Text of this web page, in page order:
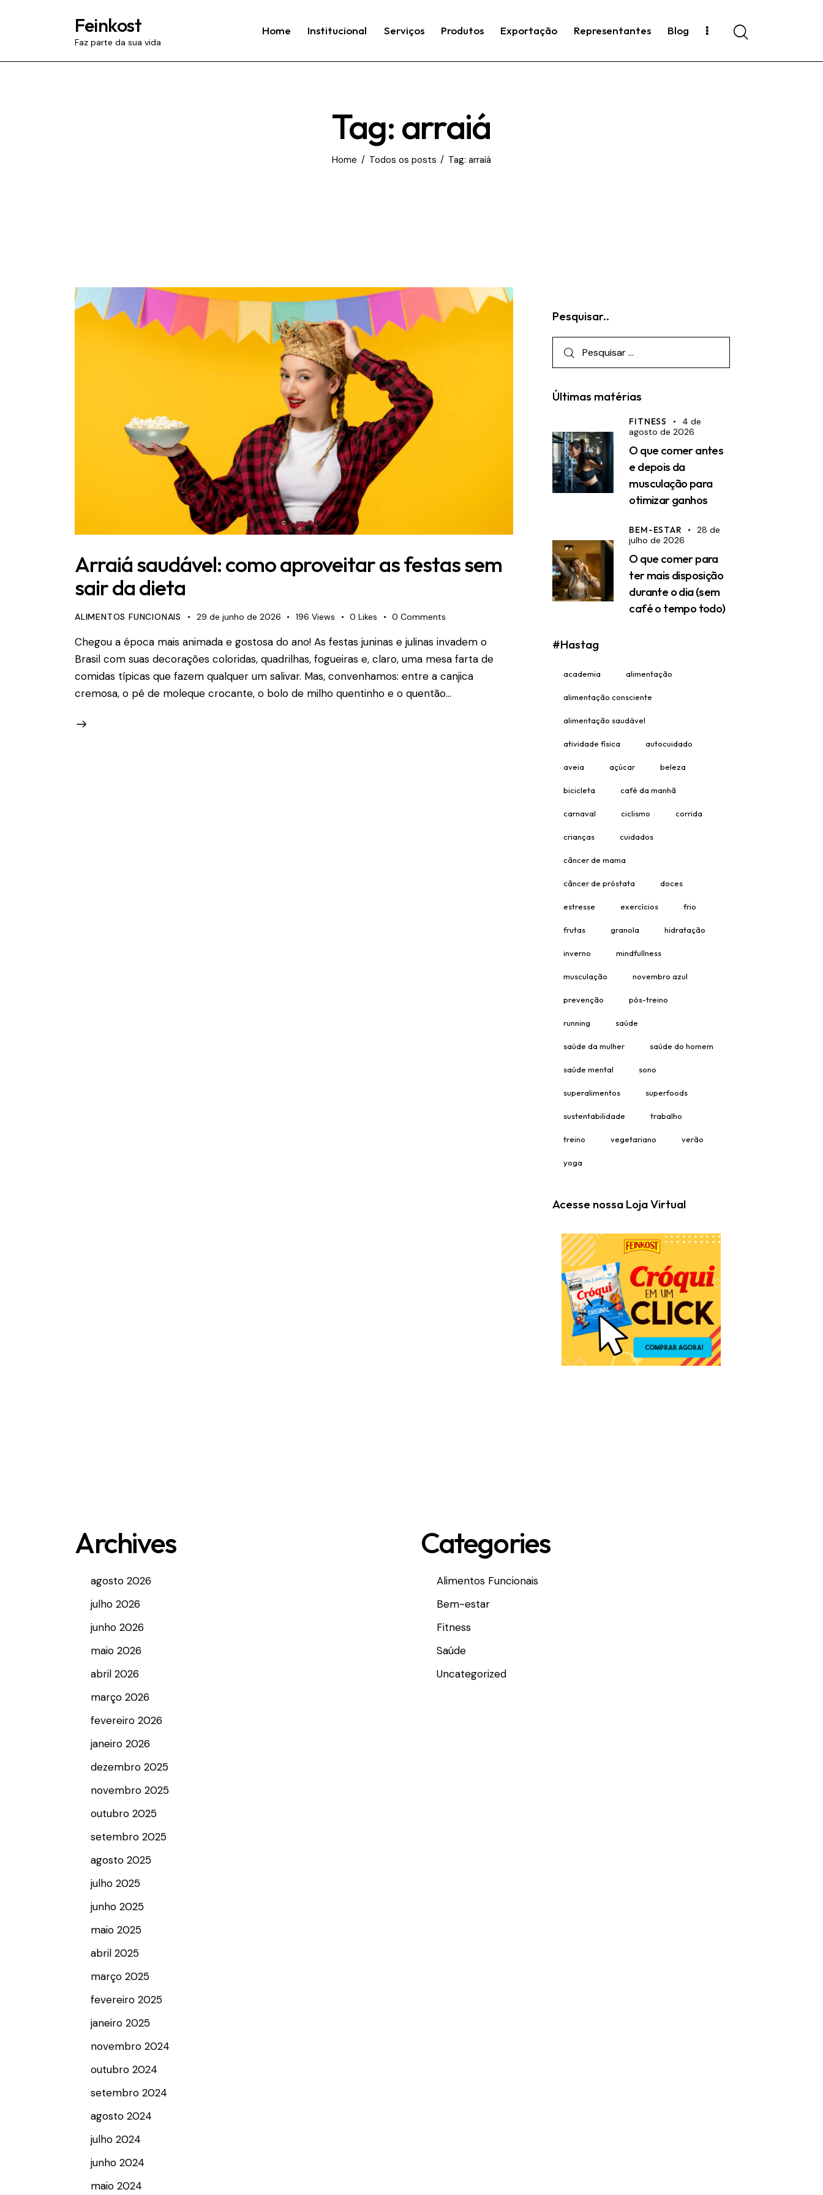
Feinkost
Faz parte da sua vida
Home Institucional Serviços Produtos Exportação Representantes Blog Search
Tag: arraiá
Home Todos os posts Tag: arraiá
Arraiá saudável: como aproveitar as festas sem
sair da dieta
ALIMENTOS FUNCIONAIS 29 de junho de 2026 196 Views 0 Likes 0 Comments
Chegou a época mais animada e gostosa do ano! As festas juninas e julinas invadem o
Brasil com suas decorações coloridas, quadrilhas, fogueiras e, claro, uma mesa farta de
comidas típicas que fazem qualquer um salivar. Mas, convenhamos: entre a canjica
cremosa, o pé de moleque crocante, o bolo de milho quentinho e o quentão…
Pesquisar..
Pesquisar
Últimas matérias
FITNESS
4 de
agosto de 2026
O que comer antes
e depois da
musculação para
otimizar ganhos
BEM-ESTAR
28 de
julho de 2026
O que comer para
ter mais disposição
durante o dia (sem
café o tempo todo)
#Hastag
academia alimentação
alimentação consciente
alimentação saudável
atividade física autocuidado
aveia açúcar beleza
bicicleta café da manhã
carnaval ciclismo corrida
crianças cuidados
câncer de mama
câncer de próstata doces
estresse exercícios frio
frutas granola hidratação
inverno mindfullness
musculação novembro azul
prevenção pós-treino
running saúde
saúde da mulher saúde do homem
saúde mental sono
superalimentos superfoods
sustentabilidade trabalho
treino vegetariano verão
yoga
Acesse nossa Loja Virtual
Archives
agosto 2026
julho 2026
junho 2026
maio 2026
abril 2026
março 2026
fevereiro 2026
janeiro 2026
dezembro 2025
novembro 2025
outubro 2025
setembro 2025
agosto 2025
julho 2025
junho 2025
maio 2025
abril 2025
março 2025
fevereiro 2025
janeiro 2025
novembro 2024
outubro 2024
setembro 2024
agosto 2024
julho 2024
junho 2024
maio 2024
Categories
Alimentos Funcionais
Bem-estar
Fitness
Saúde
Uncategorized